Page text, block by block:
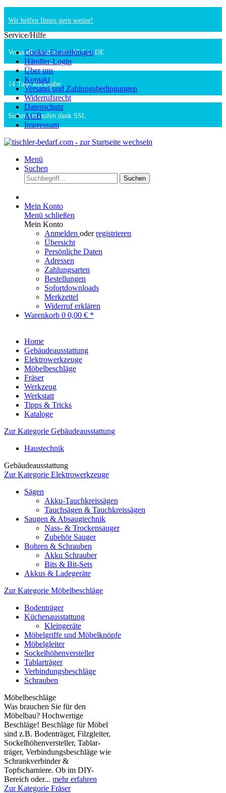
Wir helfen Ihnen gern weiter!
Versandkostenfrei ab 150 € in DE
14 Tage Rückgabe
Sicher einkaufen dank SSL
Service/Hilfe
Cookie-Einstellungen
Händler-Login
Über uns
Kontakt
Versand und Zahlungsbedingungen
Widerrufsrecht
Datenschutz
AGB
Impressum
Menü
Suchen
Suchen
Mein Konto
Menü schließen
Mein Konto
Anmelden oderregistrieren
Übersicht
Persönliche Daten
Adressen
Zahlungsarten
Bestellungen
Sofortdownloads
Merkzettel
Widerruf erklären
Warenkorb 0 0,00 € *
Home
Gebäudeausstattung
Elektrowerkzeuge
Möbelbeschläge
Fräser
Werkzeug
Werkstatt
Tipps & Tricks
Kataloge
Zur Kategorie Gebäudeausstattung
Haustechnik
Gebäudeausstattung
Zur Kategorie Elektrowerkzeuge
Sägen
Akku-Tauchkreissägen
Tauchsägen & Tauchkreissägen
Saugen & Absaugtechnik
Nass- & Trockensauger
Zubehör Sauger
Bohren & Schrauben
Akku Schrauber
Bits & Bit-Sets
Akkus & Ladegeräte
Zur Kategorie Möbelbeschläge
Bodenträger
Küchenausstattung
Kleingeräte
Möbelgriffe und Möbelknöpfe
Möbelgleiter
Sockelhöhenversteller
Tablarträger
Verbindungsbeschläge
Schrauben
Möbelbeschläge
Was brauchen Sie für den
Möbelbau? Hochwertige
Beschläge! Beschläge für Möbel
sind z.B. Boden­träger, Filzgleiter,
Sockelhöhen­versteller, Tablar­
träger, Verbindungs­beschläge wie
Schrank­verbinder &
Topfscharniere. Ob im DIY-
Bereich oder... mehr erfahren
Zur Kategorie Fräser